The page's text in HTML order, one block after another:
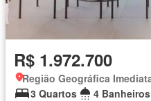
R$ 1.972.700
3 Quartos
4 Banheiros